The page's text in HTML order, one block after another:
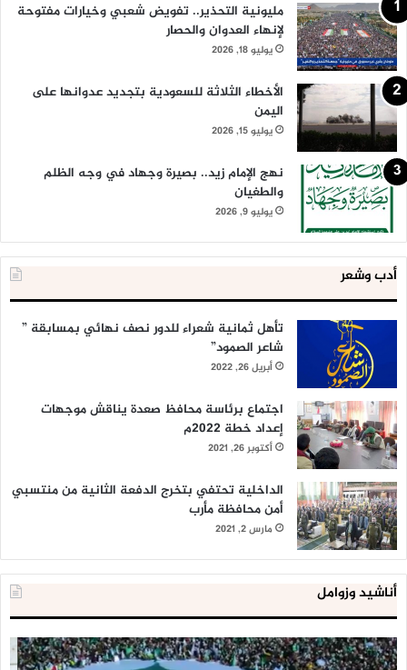
مليونية التحذير.. تفويض شعبي وخيارات مفتوحة
لإنهاء العدوان والحصار
يوليو 18, 2026
الأخطاء الثلاثة للسعودية بتجديد عدوانها على
اليمن
يوليو 15, 2026
نهج الإمام زيد.. بصيرة وجهاد في وجه الظلم
والطغيان
يوليو 9, 2026
أدب وشعر
تأهل ثمانية شعراء للدور نصف نهائي بمسابقة ”
شاعر الصمود”
أبريل 26, 2022
اجتماع برئاسة محافظ صعدة يناقش موجهات
إعداد خطة 2022م
أكتوبر 26, 2021
الداخلية تحتفي بتخرج الدفعة الثانية من منتسبي
أمن محافظة مأرب
مارس 2, 2021
أناشيد وزوامل
العدو
الإسرائيلي